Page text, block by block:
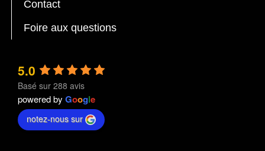
Contact
Foire aux questions
5.0
Basé sur 288 avis
powered by Google
notez-nous sur